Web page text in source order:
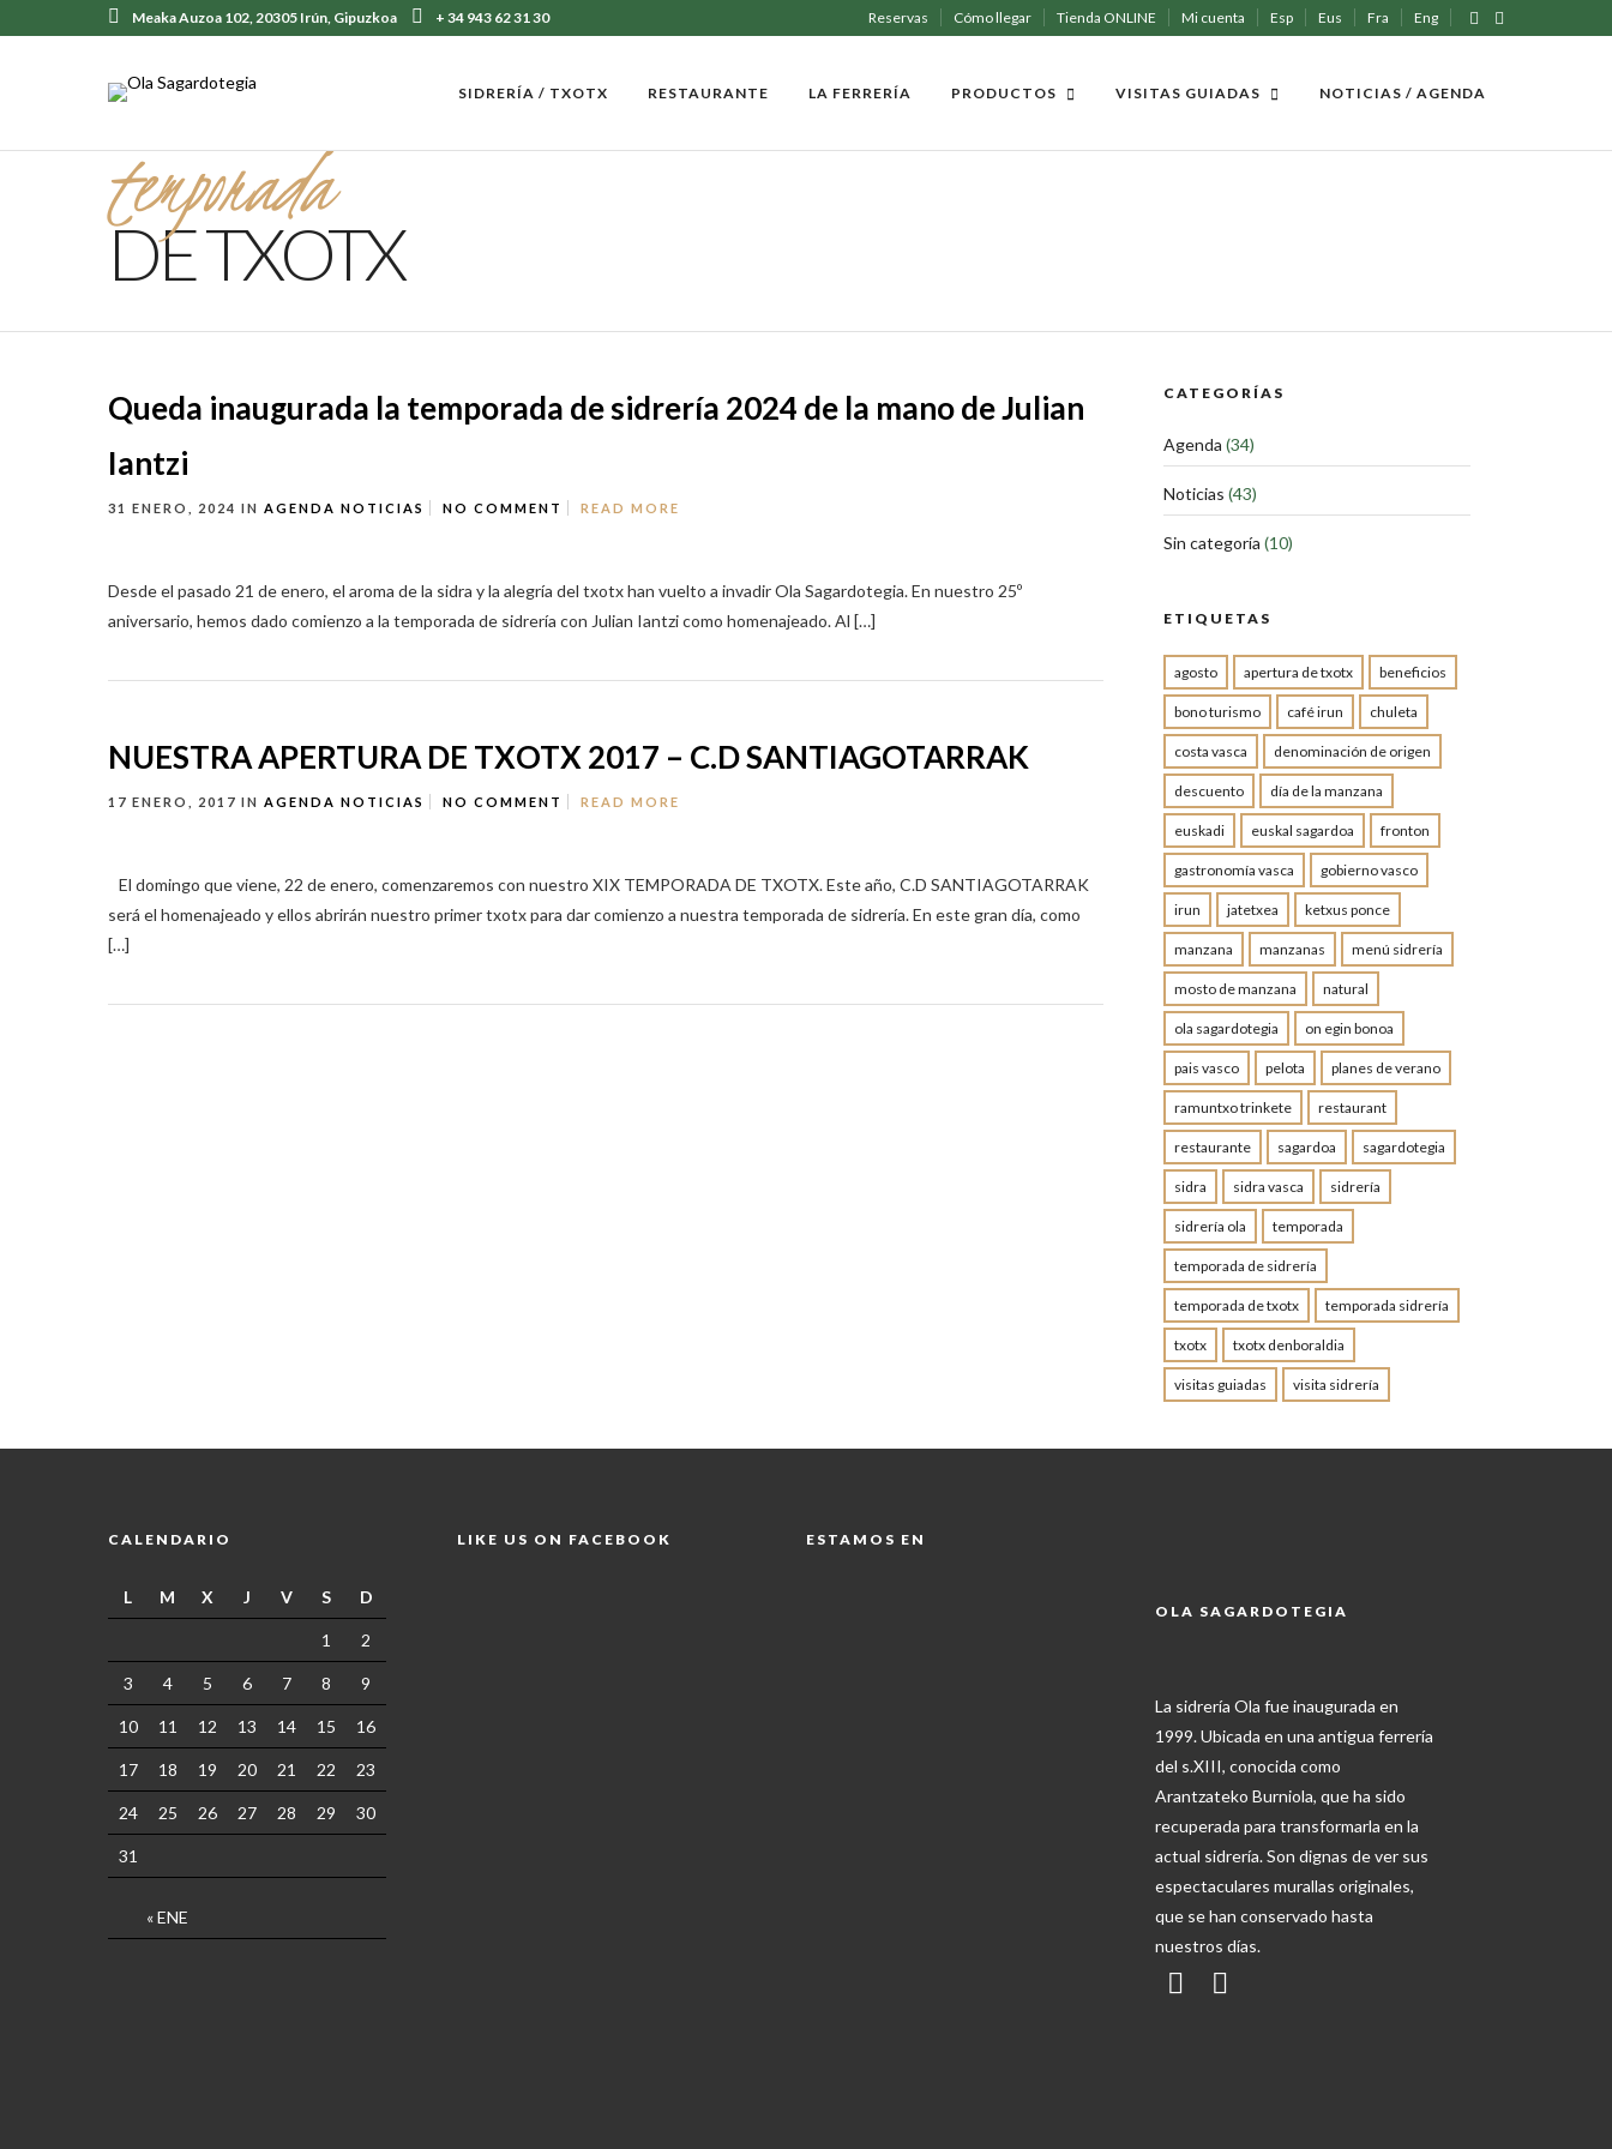
Reservas Cómo llegar Tienda ONLINE Mi cuenta Esp Eus Fra Eng
Meaka Auzoa 102, 20305 Irún, Gipuzkoa + 34 943 62 31 30
SIDRERÍA / TXOTX RESTAURANTE LA FERRERÍA PRODUCTOS VISITAS GUIADAS NOTICIAS / AGENDA
temporada
DE TXOTX
Queda inaugurada la temporada de sidrería 2024 de la mano de Julian
Iantzi
31 ENERO, 2024 IN AGENDA NOTICIAS NO COMMENT READ MORE
Desde el pasado 21 de enero, el aroma de la sidra y la alegría del txotx han vuelto a invadir Ola Sagardotegia. En nuestro 25º
aniversario, hemos dado comienzo a la temporada de sidrería con Julian Iantzi como homenajeado. Al […]
NUESTRA APERTURA DE TXOTX 2017 – C.D SANTIAGOTARRAK
17 ENERO, 2017 IN AGENDA NOTICIAS NO COMMENT READ MORE
El domingo que viene, 22 de enero, comenzaremos con nuestro XIX TEMPORADA DE TXOTX. Este año, C.D SANTIAGOTARRAK
será el homenajeado y ellos abrirán nuestro primer txotx para dar comienzo a nuestra temporada de sidrería. En este gran día, como
[…]
CATEGORÍAS
Agenda (34)
Noticias (43)
Sin categoría (10)
ETIQUETAS
agosto apertura de txotx beneficios
bono turismo café irun chuleta
costa vasca denominación de origen
descuento día de la manzana
euskadi euskal sagardoa fronton
gastronomía vasca gobierno vasco
irun jatetxea ketxus ponce
manzana manzanas menú sidrería
mosto de manzana natural
ola sagardotegia on egin bonoa
pais vasco pelota planes de verano
ramuntxo trinkete restaurant
restaurante sagardoa sagardotegia
sidra sidra vasca sidrería
sidrería ola temporada
temporada de sidrería
temporada de txotx temporada sidrería
txotx txotx denboraldia
visitas guiadas visita sidrería
CALENDARIO
L M X J V S D
« ENE
1 2
3 4 5 6 7 8 9
10 11 12 13 14 15 16
17 18 19 20 21 22 23
24 25 26 27 28 29 30
31
LIKE US ON FACEBOOK ESTAMOS EN
OLA SAGARDOTEGIA
La sidrería Ola fue inaugurada en
1999. Ubicada en una antigua ferrería
del s.XIII, conocida como
Arantzateko Burniola, que ha sido
recuperada para transformarla en la
actual sidrería. Son dignas de ver sus
espectaculares murallas originales,
que se han conservado hasta
nuestros días.